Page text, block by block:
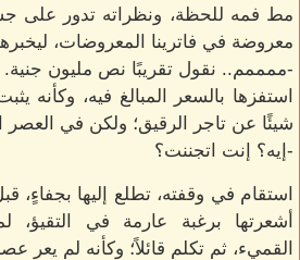
مط فمه للحظة، ونظراته تدور على
معروضة في فاترينا المعروضات،
-ممممم.. نقول تقريبًا نص مليون جنية.
استفزها بالسعر المبالغ فيه، وكأنه
شيئًا عن تاجر الرقيق؛ ولكن في العصر
-إيه؟ إنت اتجننت؟
استقام في وقفته، تطلع إليها بجفاءٍ،
أشعرتها برغبة عارمة في
القميء، ثم تكلم قائلاً؛ وكأنه لم يعر